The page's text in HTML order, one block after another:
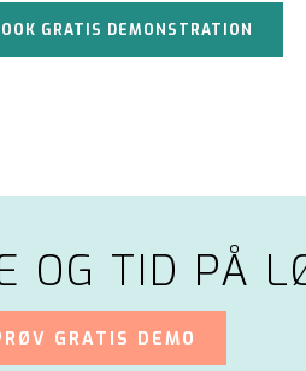
GRATIS DEMONSTRATION
OG TID PÅ
GRATIS DEMO